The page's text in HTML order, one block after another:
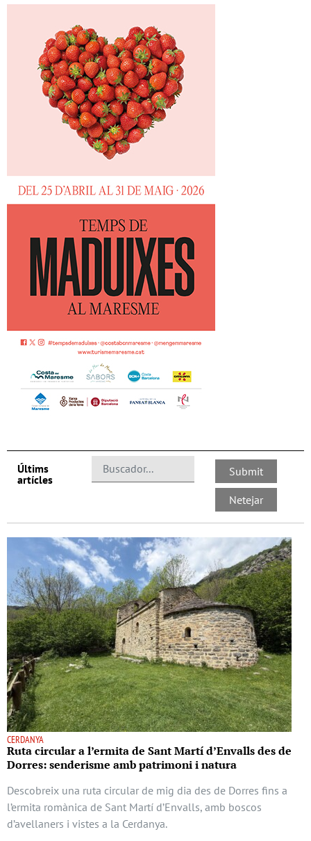
Últims
artícles
CERDANYA
Ruta circular a l’ermita de Sant Martí d’Envalls des de
Dorres: senderisme amb patrimoni i natura
Descobreix una ruta circular de mig dia des de Dorres fins a
l’ermita romànica de Sant Martí d’Envalls, amb boscos
d’avellaners i vistes a la Cerdanya.